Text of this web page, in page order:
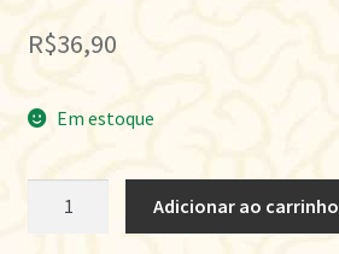
R$36,90
Em estoque
Adicionar ao carrinho